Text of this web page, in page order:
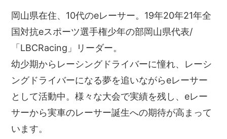
岡山県在住、10代のeレーサー。19年20年21年全
国対抗eスポーツ選手権少年の部岡山県代表/
「LBCRacing」リーダー。
幼少期からレーシングドライバーに憧れ、レーシ
ングドライバーになる夢を追いながらeレーサー
として活動中。様々な大会で実績を残し、eレー
サーから実車のレーサー誕生への期待が高まって
います。